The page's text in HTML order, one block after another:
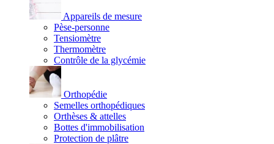
Appareils de mesure
Pèse-personne
Tensiomètre
Thermomètre
Contrôle de la glycémie
Orthopédie
Semelles orthopédiques
Orthèses & attelles
Bottes d'immobilisation
Protection de plâtre